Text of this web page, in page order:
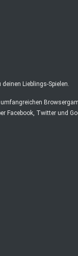
Lieblings-Spielen.
Facebook, Twitter und